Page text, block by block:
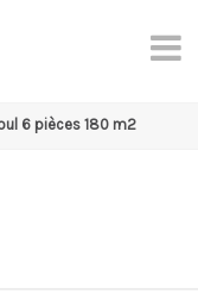
6 pièces 180 m2